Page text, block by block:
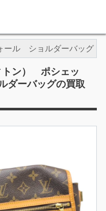
ール ショルダーバッグ
ン） ポシェッ
ダーバッグの買取